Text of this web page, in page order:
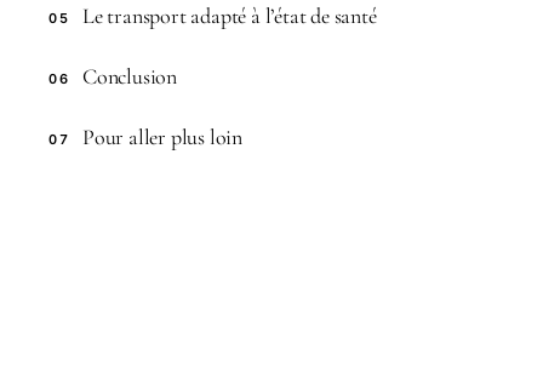
05 Le transport adapté à l’état de santé
06 Conclusion
07 Pour aller plus loin